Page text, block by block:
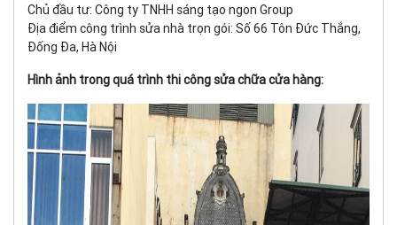
Chủ đầu tư: Công ty TNHH sáng tạo ngon Group
Địa điểm công trình sửa nhà trọn gói: Số 66 Tôn Đức Thắng,
Đống Đa, Hà Nội
Hình ảnh trong quá trình thi công sửa chữa cửa hàng: